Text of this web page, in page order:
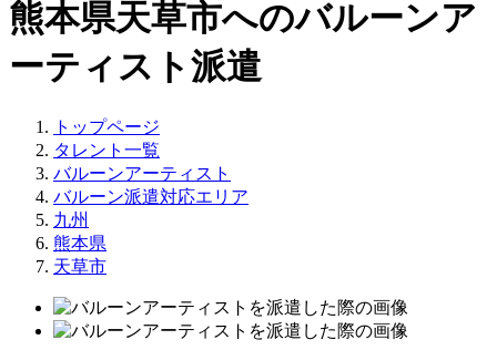
熊本県天草市へのバルーンア
ーティスト派遣
トップページ
タレント一覧
バルーンアーティスト
バルーン派遣対応エリア
九州
熊本県
天草市